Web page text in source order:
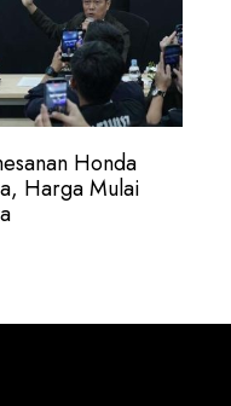
Honda
Harga Mulai